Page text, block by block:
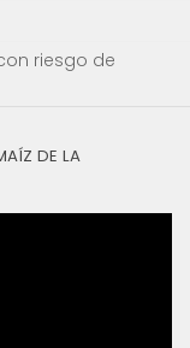
riesgo de
DE LA